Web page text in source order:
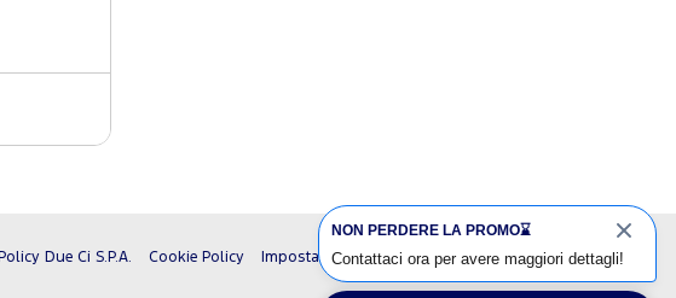
Due Ci S.P.A. Cookie Policy Impostazioni cookie Termini e condizioni Credits
NON PERDERE LA PROMO⌛
Contattaci ora per avere maggiori dettagli!